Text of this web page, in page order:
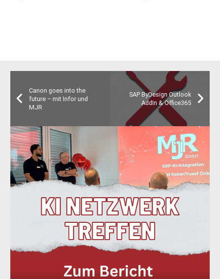
Canon goes into the
future – mit Infor und
MJR
SAP ByDesign Outlook
AddIn & Office365